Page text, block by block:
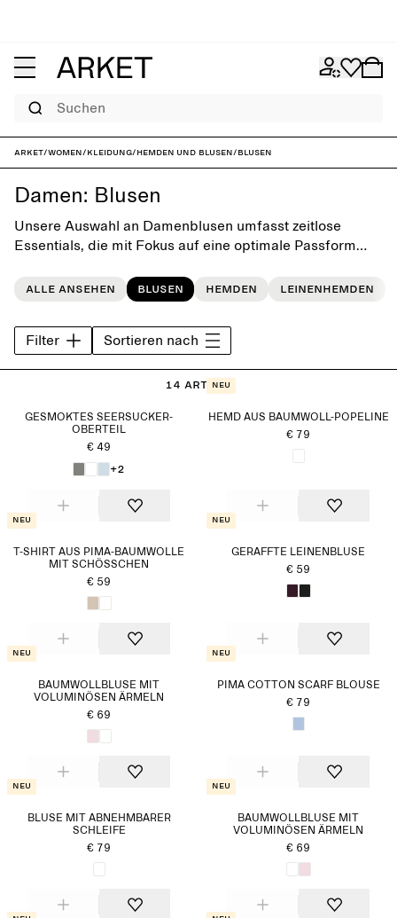
Suchen
ARKET/Women/Kleidung/Hemden und Blusen/Blusen
Damen: Blusen
Unsere Auswahl an Damenblusen umfasst zeitlose
Essentials, die mit Fokus auf eine optimale Passform
kommen nicht aus der Mode und fügen sich somit
bestens in jede Alltagsgarderobe ein.
Alle ansehen Blusen Hemden Leinenhemden
Filter Sortieren nach
14 Artikel
GESMOKTES SEERSUCKER-
OBERTEIL
€ 49
+2
Neu
HEMD AUS BAUMWOLL-POPELINE
€ 79
Neu
T-SHIRT AUS PIMA-BAUMWOLLE
MIT SCHÖSSCHEN
€ 59
Neu
GERAFFTE LEINENBLUSE
€ 59
Neu
BAUMWOLLBLUSE MIT
VOLUMINÖSEN ÄRMELN
€ 69
Neu
PIMA COTTON SCARF BLOUSE
€ 79
Neu
BLUSE MIT ABNEHMBARER
SCHLEIFE
€ 79
Neu
BAUMWOLLBLUSE MIT
VOLUMINÖSEN ÄRMELN
€ 69